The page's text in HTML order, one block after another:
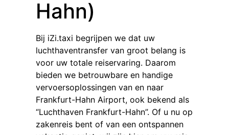
Hahn)
Bij iZi.taxi begrijpen we dat uw
luchthaventransfer van groot belang is
voor uw totale reiservaring. Daarom
bieden we betrouwbare en handige
vervoersoplossingen van en naar
Frankfurt-Hahn Airport, ook bekend als
“Luchthaven Frankfurt-Hahn”. Of u nu op
zakenreis bent of van een ontspannen